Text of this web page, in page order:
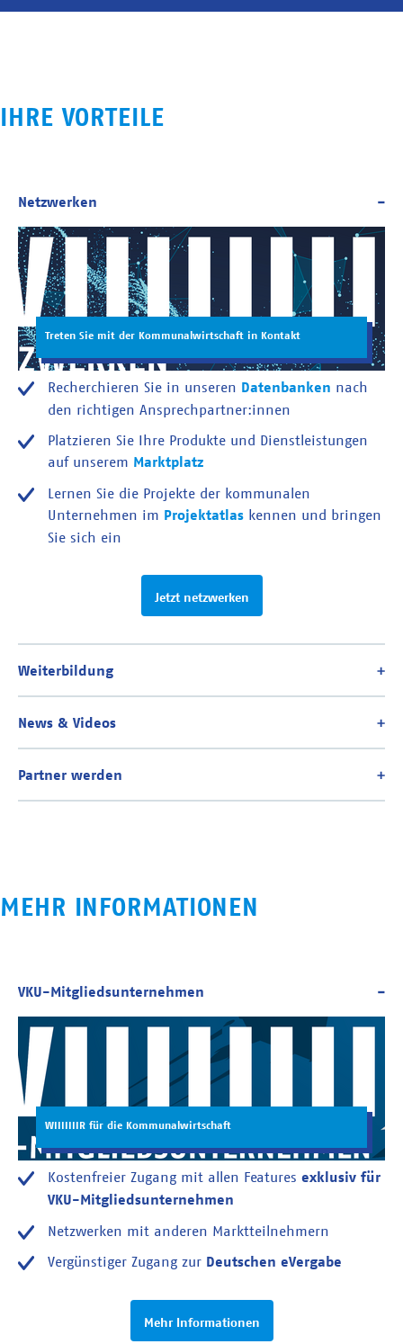
IHRE VORTEILE
Treten Sie mit der Kommunalwirtschaft in Kontakt
Recherchieren Sie in unseren Datenbanken nach
den richtigen Ansprechpartner:innen
Platzieren Sie Ihre Produkte und Dienstleistungen
auf unserem Marktplatz
Lernen Sie die Projekte der kommunalen
Unternehmen im Projektatlas kennen und bringen
Sie sich ein
Jetzt netzwerken
MEHR INFORMATIONEN
WIIIIIIIR für die Kommunalwirtschaft
Kostenfreier Zugang mit allen Features exklusiv für
VKU-Mitgliedsunternehmen
Netzwerken mit anderen Marktteilnehmern
Vergünstiger Zugang zur Deutschen eVergabe
Mehr Informationen